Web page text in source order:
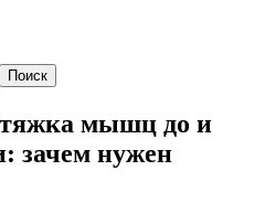
мышц до и
зачем нужен